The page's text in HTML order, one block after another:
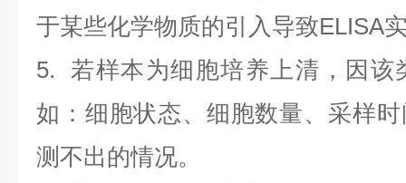
于某些化学物质的引入导致ELISA
5. 若样本为细胞培养上清，因该
如：细胞状态、细胞数量、采样
测不出的情况。